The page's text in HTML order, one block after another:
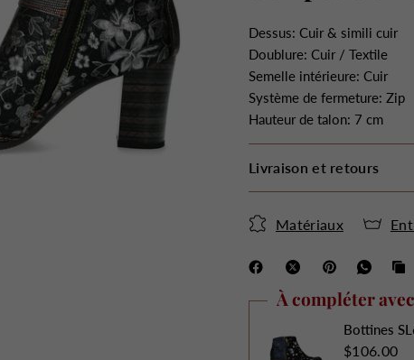
Dessus: Cuir & simili cuir
Doublure: Cuir / Textile
Semelle intérieure: Cuir
Système de fermeture: Zip
Hauteur de talon: 7 cm
Livraison et retours
Matériaux
À compléter avec
Bottines
$106.00